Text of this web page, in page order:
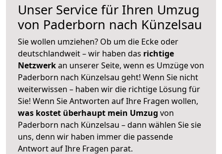
Unser Service für Ihren Umzug
von Paderborn nach Künzelsau
Sie wollen umziehen? Ob um die Ecke oder
deutschlandweit – wir haben das richtige
Netzwerkan unserer Seite, wenn es Umzüge von
Paderborn nach Künzelsau geht! Wenn Sie nicht
weiterwissen – haben wir die richtige Lösung für
Sie! Wenn Sie Antworten auf Ihre Fragen wollen,
was kostet überhaupt mein Umzug von
Paderborn nach Künzelsau – dann wählen Sie sie
uns, denn wir haben immer die passende
Antwort auf Ihre Fragen parat.